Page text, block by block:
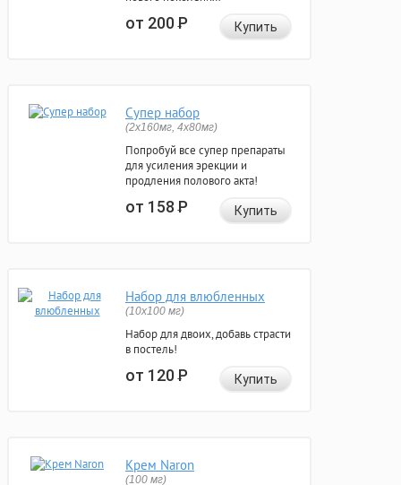
от 200Р Купить
Супер набор
(2х160мг, 4х80мг)
Попробуй все супер препараты
для усиления эрекции и
продления полового акта!
от 158Р Купить
Набор для влюбленных
(10х100 мг)
Набор для двоих, добавь страсти
в постель!
от 120Р Купить
Крем Naron
(100 мг)